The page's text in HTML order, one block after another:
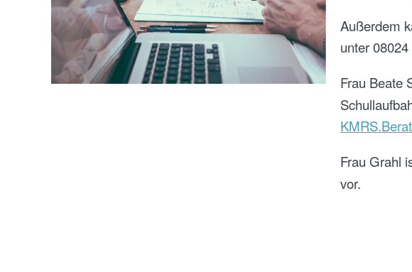
Außerdem
unter
Frau Beate
Frau Grahl
vor.